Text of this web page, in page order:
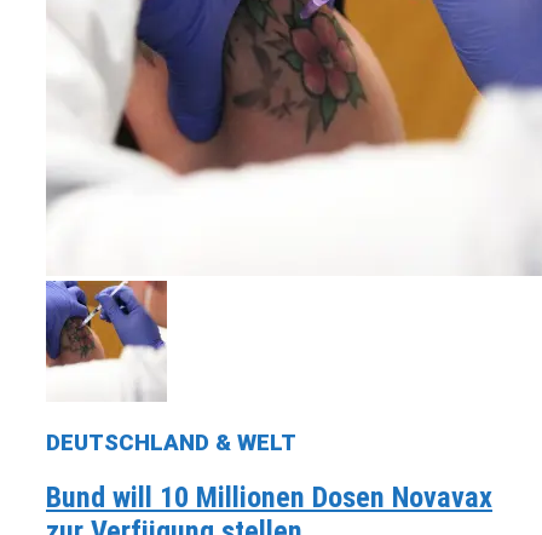
DEUTSCHLAND & WELT
Bund will 10 Millionen Dosen Novavax